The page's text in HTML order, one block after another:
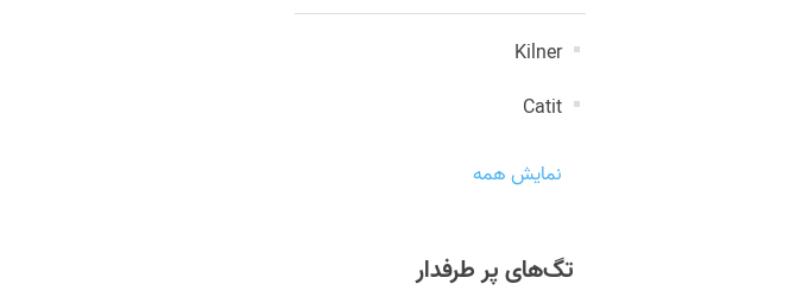
Kilner
Catit
نمایش همه
تگ‌های پر طرفدار